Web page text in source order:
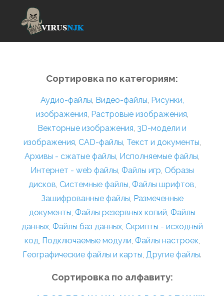
Сортировка по категориям:
Аудио-файлы, Видео-файлы, Рисунки,
изображения, Растровые изображения,
Векторные изображения, 3D-модели и
изображения, CAD-файлы, Текст и документы,
Архивы - сжатые файлы, Исполняемые файлы,
Интернет - web файлы, Файлы игр, Образы
дисков, Системные файлы, Файлы шрифтов,
Зашифрованные файлы, Размеченные
документы, Файлы резервных копий, Файлы
данных, Файлы баз данных, Скрипты - исходный
код, Подключаемые модули, Файлы настроек,
Географические файлы и карты, Другие файлы.
Сортировка по алфавиту: